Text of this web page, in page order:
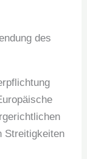
des
Streitigkeiten